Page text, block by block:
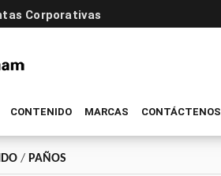
Corporativas
CONTENIDO MARCAS CONTÁCTENOS
/ PAÑOS